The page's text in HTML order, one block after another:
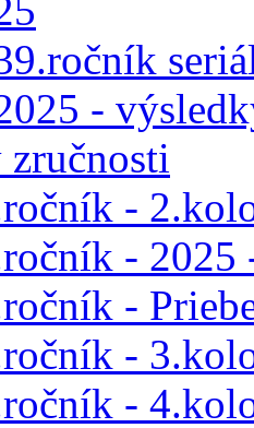
-
zručnosti
-
- 2025
-
-
-